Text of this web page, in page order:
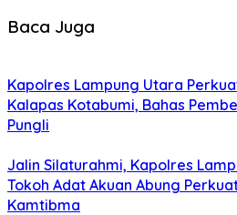
Baca Juga
Kapolres Lampung Utara
Kalapas Kotabumi, Bahas
Pungli
Jalin Silaturahmi, Kapolres
Tokoh Adat Akuan Abung
Kamtibma